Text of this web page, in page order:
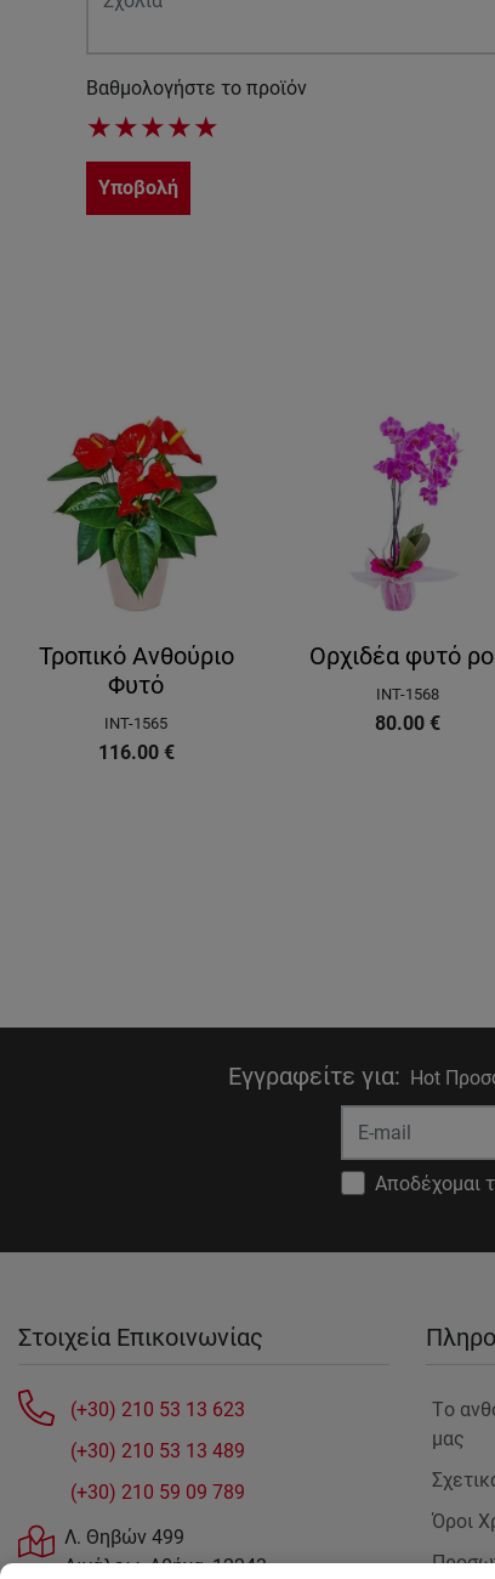
Βαθμολογήστε το προϊόν
★★★★★
Υποβολή
Τροπικό Ανθούριο
Φυτό
INT-1565
116.00 €
Ορχιδέα φυτό
INT-1568
80.00 €
Εγγραφείτε για: Hot
Αποδέχομαι
Στοιχεία Επικοινωνίας
(+30) 210 53 13 623
(+30) 210 53 13 489
(+30) 210 59 09 789
Λ. Θηβών 499
Αιγάλεω, Αθήνα, 12243
Tο
μας
Όροι